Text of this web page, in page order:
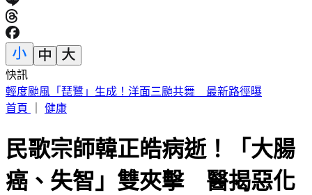
快訊
詐團下重本「先發薪」再收割 打工女領薪2個月反倒貼50萬
首頁
健康
民歌宗師韓正皓病逝！「大腸
癌、失智」雙夾擊 醫揭惡化